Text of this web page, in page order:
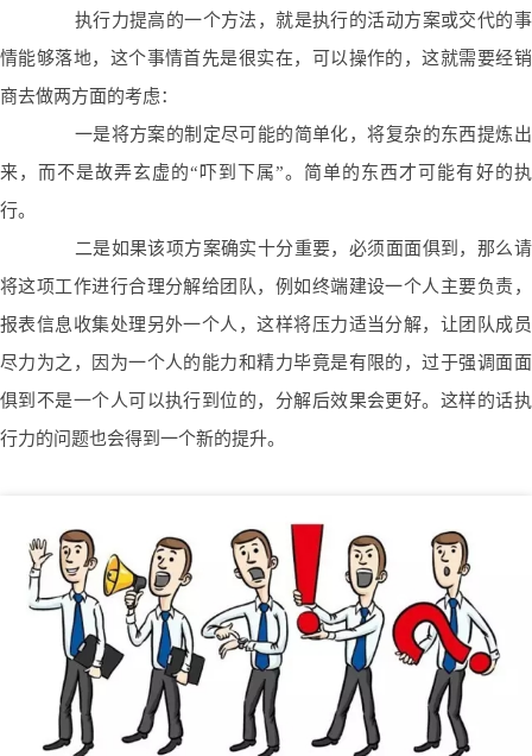
执行力提高的一个方法，就是执行的活动方案或交代的事
情能够落地，这个事情首先是很实在，可以操作的，这就需要经销
商去做两方面的考虑：
一是将方案的制定尽可能的简单化，将复杂的东西提炼出
来，而不是故弄玄虚的“吓到下属”。简单的东西才可能有好的执
行。
二是如果该项方案确实十分重要，必须面面俱到，那么请
将这项工作进行合理分解给团队 ，例如终端建设一个人主要负责，
报表信息收集处理另外一个人，这样将压力适当分解，让团队成员
尽力为之，因为一个人的能力和精力毕竟是有限的，过于强调面面
俱到不是一个人可以执行到位的，分解后效果会更好。这样的话执
行力的问题也会得到一个新的提升。